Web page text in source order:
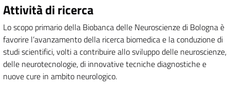
Attività di ricerca
Lo scopo primario della Biobanca delle Neuroscienze di Bologna è
favorire l’avanzamento della ricerca biomedica e la conduzione di
studi scientifici, volti a contribuire allo sviluppo delle neuroscienze,
delle neurotecnologie, di innovative tecniche diagnostiche e
nuove cure in ambito neurologico.